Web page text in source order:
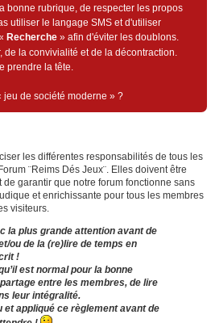
bonne rubrique, de respecter les propos
utiliser le langage SMS et d'utiliser
Recherche » afin d'éviter les doublons.
de la convivialité et de la décontraction.
prendre la tête.
jeu de société moderne » ?
les différentes responsabilités de tous les
¨Reims Dés Jeux¨. Elles doivent être
garantir que notre forum fonctionne sans
et enrichissante pour tous les membres
visiteurs.
la plus grande attention avant de
ou de la (re)lire de temps en
!
est normal pour la bonne
entre les membres, de lire
leur intégralité.
et appliqué ce règlement avant de